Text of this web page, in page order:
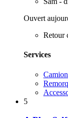
Ouvert
Retour
Services
5